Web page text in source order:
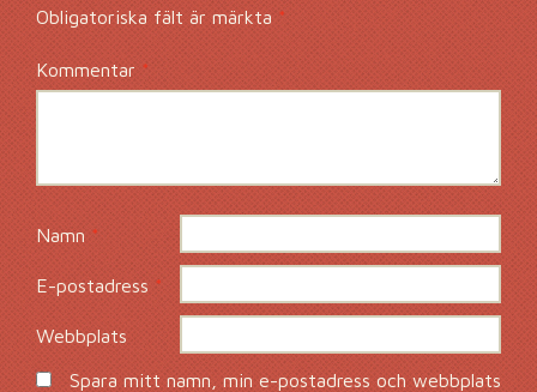
Obligatoriska fält är märkta*
Kommentar *
Namn*
E-postadress *
Webbplats
Spara mitt namn, min e-postadress och webbplats